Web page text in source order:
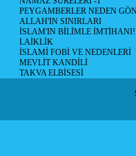
PEYGAMBERLER NEDEN
ALLAH'IN SINIRLARI
İSLAM'IN BİLİMLE İMTİHANI!
LAİKLİK
İSLAMİ FOBİ VE NEDENLERİ
MEVLİT KANDİLİ
TAKVA ELBİSESİ